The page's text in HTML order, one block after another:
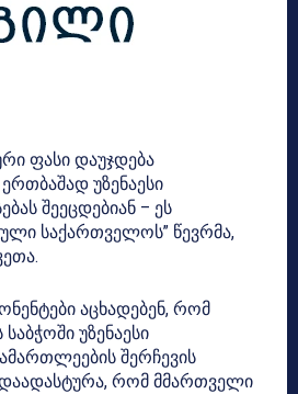
ფასი დაუჯდება
უზენაესი
შეეცდებიან – ეს
საქართველოს” წევრმა,
აცხადებენ, რომ
უზენაესი
შერჩევის
დაადასტურა, რომ მმართველი